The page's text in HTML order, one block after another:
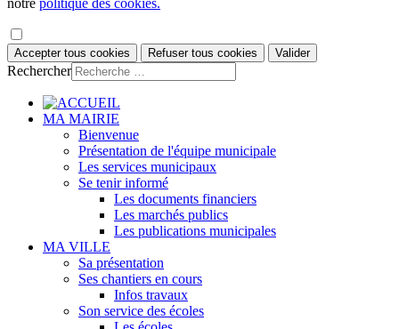
notre politique des cookies.
Accepter tous cookies Refuser tous cookies Valider
Rechercher
MA MAIRIE
Bienvenue
Présentation de l'équipe municipale
Les services municipaux
Se tenir informé
Les documents financiers
Les marchés publics
Les publications municipales
MA VILLE
Sa présentation
Ses chantiers en cours
Infos travaux
Son service des écoles